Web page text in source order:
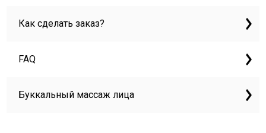
Как сделать заказ?
FAQ
Буккальный массаж лица